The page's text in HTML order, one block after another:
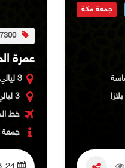
57300
عمرة
3 ليالي بمكة المكرمة فى فندق الصفوة برج 3
خط
جمعة
جمعة مكة